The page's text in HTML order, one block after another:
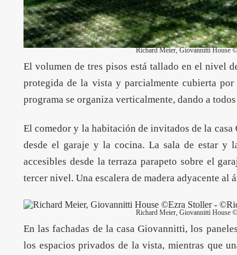
Richard Meier, Giovannitti House
El volumen de tres pisos está tallado en el nivel
protegida de la vista y parcialmente cubierta
programa se organiza verticalmente, dando a
El comedor y la habitación de invitados de la
desde el garaje y la cocina. La sala de estar y
accesibles desde la terraza parapeto sobre el
tercer nivel. Una escalera de madera adyacente al
Richard Meier, Giovannitti House
En las fachadas de la casa Giovannitti, los
los espacios privados de la vista, mientras que